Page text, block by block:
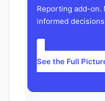
Reporting add-on.
informed
See the Full